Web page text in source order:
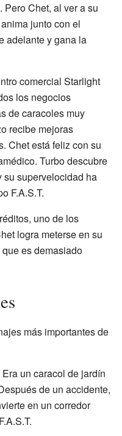
Chet, al ver a su
junto con el
adelante y gana la
comercial Starlight
los negocios
de caracoles muy
recibe mejoras
Chet está feliz con su
Turbo descubre
su supervelocidad ha
F.A.S.T.
uno de los
logra meterse en su
es demasiado
más importantes de
Era un caracol de jardín
de un accidente,
en un corredor